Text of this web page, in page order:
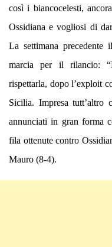
così i biancocelesti,
Ossidiana e vogliosi di
La settimana
marcia per il rilancio:
rispettarla, dopo l’exploit
Sicilia. Impresa tutt’altro
annunciati in gran forma
fila ottenute contro
Mauro (8-4).